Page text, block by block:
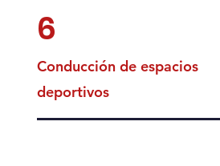
6
Conducción de espacios
deportivos